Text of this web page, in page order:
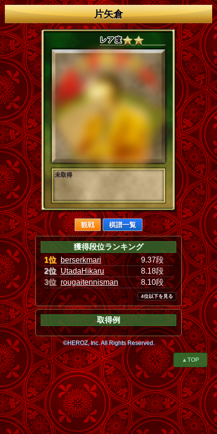
片矢倉
未取得
観戦 棋譜一覧
獲得段位ランキング
1位 berserkmari
9.37段
2位 UtadaHikaru
8.18段
3位 rougaitennisman 8.10段
4位以下を見る
取得例
©HEROZ, Inc. All Rights Reserved.
▲TOP